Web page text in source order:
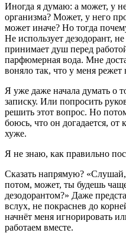
Иногда я думаю: а может, у
организма? Может, у него
может иначе? Но тогда
Не использует дезодорант,
принимает душ перед
парфюмерная вода. Мне
воняло так, что у меня режет
Я уже даже начала думать о
записку. Или попросить
решить этот вопрос. Но
боюсь, что он догадается, от
хуже.
Я не знаю, как правильно
Сказать напрямую?
потом, может, ты будешь
дезодорантом?» Даже
вслух, не покраснев до
начнёт меня игнорировать
работаем вместе.